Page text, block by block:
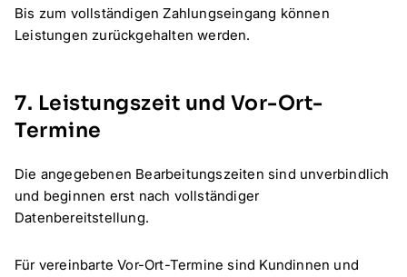
Bis zum vollständigen Zahlungseingang können
Leistungen zurückgehalten werden.
7. Leistungszeit und Vor-Ort-
Termine
Die angegebenen Bearbeitungszeiten sind unverbindlich
und beginnen erst nach vollständiger
Datenbereitstellung.
Für vereinbarte Vor-Ort-Termine sind Kundinnen und